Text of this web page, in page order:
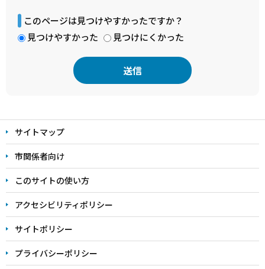
このページは見つけやすかったですか？
見つけやすかった
見つけにくかった
文
こ
こ
ま
で
サイトマップ
市関係者向け
このサイトの使い方
アクセシビリティポリシー
サイトポリシー
プライバシーポリシー